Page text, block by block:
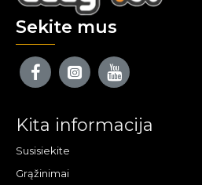
Sekite mus
Kita informacija
Susisiekite
Grąžinimai